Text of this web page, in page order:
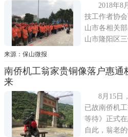
滇缅路》采
2018年8
技工作者协
山市各相关
山市隆阳区
念活动拉开
来源：保山微报
南侨机工翁家贵铜像落户惠通
来
8月15日
已故南侨机
等待》正式
自此，翁老